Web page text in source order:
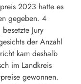
2023 hatte es
gegeben. 4
Jury
der Anzahl
kam deshalb
im Landkreis
gewonnen.